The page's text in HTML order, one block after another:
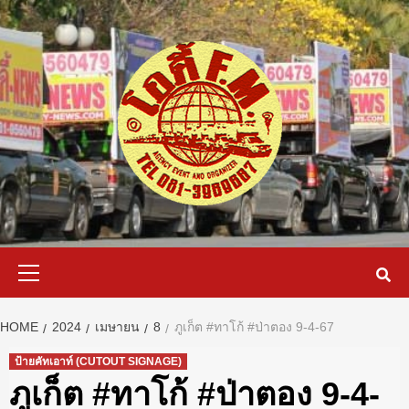
Skip
to
content
HOME 2024 เมษายน 8 ภูเก็ต #ทาโก้ #ป่าตอง 9-4-67
ป้ายคัทเอาท์ (CUTOUT SIGNAGE)
ภูเก็ต #ทาโก้ #ป่าตอง 9-4-